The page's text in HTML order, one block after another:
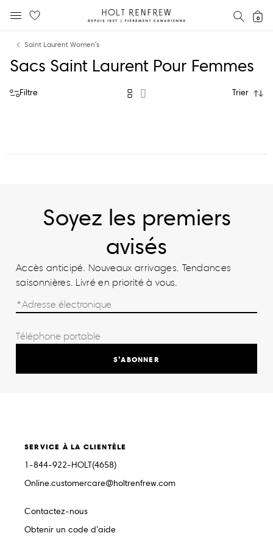
Holt
Fierement
0
Saint Laurent Women's
Sacs Saint Laurent Pour Femmes
Filtre Trier
Soyez les premiers
avisés
Accès anticipé. Nouveaux arrivages. Tendances
saisonnières. Livré en priorité à vous.
S’ABONNER
SERVICE À LA CLIENTÈLE
1-844-922-HOLT(4658)
Online.customercare@holtrenfrew.com
Contactez-nous
Obtenir un code d’aide